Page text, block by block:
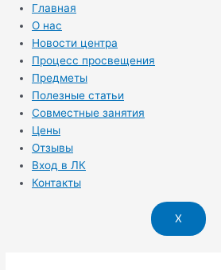
Главная
О нас
Новости центра
Процесс просвещения
Предметы
Полезные статьи
Совместные занятия
Цены
Отзывы
Вход в ЛК
Контакты
X